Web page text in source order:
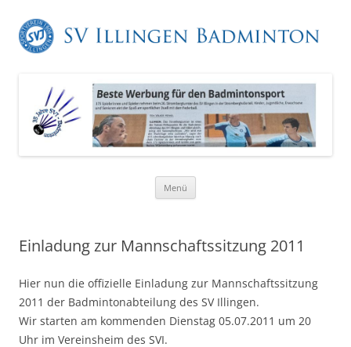
Menü
Einladung zur Mannschaftssitzung 2011
Hier nun die offizielle Einladung zur Mannschaftssitzung
2011 der Badmintonabteilung des SV Illingen.
Wir starten am kommenden Dienstag 05.07.2011 um 20
Uhr im Vereinsheim des SVI.